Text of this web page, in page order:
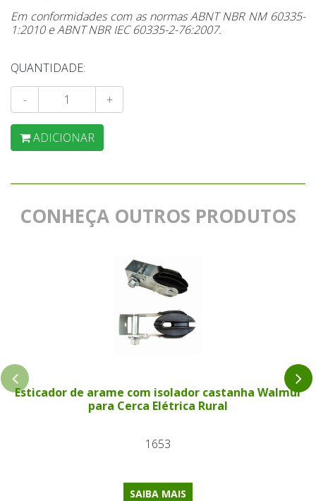
Em conformidades com as normas ABNT NBR NM 60335-
1:2010 e ABNT NBR IEC 60335-2-76:2007.
QUANTIDADE:
- +
ADICIONAR
CONHEÇA OUTROS PRODUTOS
Esticador de arame com isolador castanha Walmur
para Cerca Elétrica Rural
1653
SAIBA MAIS